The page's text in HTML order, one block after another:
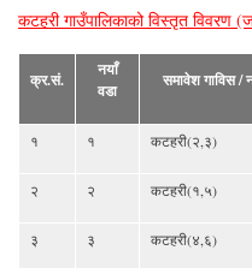
कटहरी गाउँपालिकाको विस्तृत
क्र.सं.
नयाँ
वडा
समावेश गाविस /
१ १ कटहरी(२,३)
२ २ कटहरी(१,५)
३ ३ कटहरी(४,६)